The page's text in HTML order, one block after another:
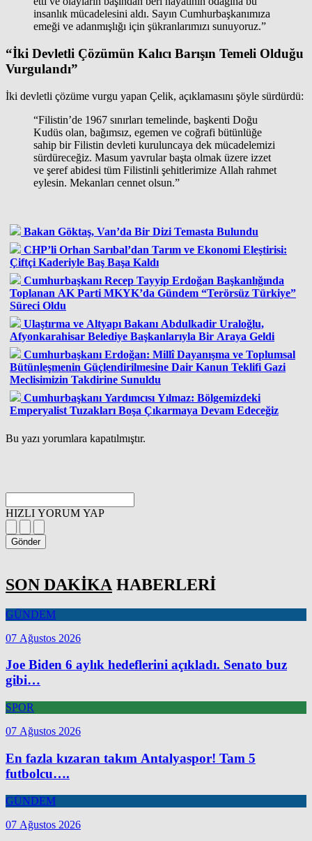
insanlık mücadelesini aldı. Sayın Cumhurbaşkanımıza
emeği ve adanmışlığı için şükranlarımızı sunuyoruz.”
“İki Devletli Çözümün Kalıcı Barışın Temeli Olduğu
Vurgulandı”
İki devletli çözüme vurgu yapan Çelik, açıklamasını şöyle sürdürdü:
“Filistin’de 1967 sınırları temelinde, başkenti Doğu
Kudüs olan, bağımsız, egemen ve coğrafi bütünlüğe
sahip bir Filistin devleti kuruluncaya dek mücadelemizi
sürdüreceğiz. Masum yavrular başta olmak üzere izzet
ve şeref abidesi tüm Filistinli şehitlerimize Allah rahmet
eylesin. Mekanları cennet olsun.”
Bakan Göktaş, Van’da Bir Dizi Temasta Bulundu
CHP’li Orhan Sarıbal’dan Tarım ve Ekonomi Eleştirisi:
Çiftçi Kaderiyle Baş Başa Kaldı
Cumhurbaşkanı Recep Tayyip Erdoğan Başkanlığında
Toplanan AK Parti MKYK’da Gündem “Terörsüz Türkiye”
Süreci Oldu
Ulaştırma ve Altyapı Bakanı Abdulkadir Uraloğlu,
Afyonkarahisar Belediye Başkanlarıyla Bir Araya Geldi
Cumhurbaşkanı Erdoğan: Millî Dayanışma ve Toplumsal
Bütünleşmenin Güçlendirilmesine Dair Kanun Teklifi Gazi
Meclisimizin Takdirine Sunuldu
Cumhurbaşkanı Yardımcısı Yılmaz: Bölgemizdeki
Emperyalist Tuzakları Boşa Çıkarmaya Devam Edeceğiz
Bu yazı yorumlara kapatılmıştır.
HIZLI YORUM YAP
Gönder
SON DAKİKA HABERLERİ
GÜNDEM
07 Ağustos 2026
Joe Biden 6 aylık hedeflerini açıkladı. Senato buz
gibi…
SPOR
07 Ağustos 2026
En fazla kızaran takım Antalyaspor! Tam 5
futbolcu….
GÜNDEM
07 Ağustos 2026